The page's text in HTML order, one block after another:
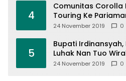
4
Comunitas Corolla
Touring Ke
24 November 2019 0
5
Bupati Irdinansyah,
Luhak Nan Tuo
Offroad 2019
24 November 2019 0